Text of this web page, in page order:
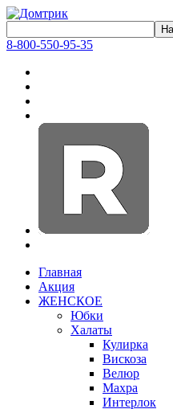
8-800-550-95-35
Главная
Акция
ЖЕНСКОЕ
Юбки
Халаты
Кулирка
Вискоза
Велюр
Махра
Интерлок